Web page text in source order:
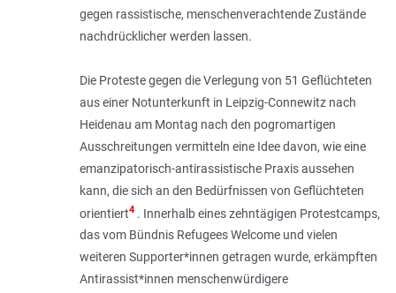
gegen rassistische, menschenverachtende Zustände
nachdrücklicher werden lassen.
Die Proteste gegen die Verlegung von 51 Geflüchteten
aus einer Notunterkunft in Leipzig-Connewitz nach
Heidenau am Montag nach den pogromartigen
Ausschrei­tungen vermitteln eine Idee davon, wie eine
emanzipatorisch-antirassistische Praxis aus­sehen
kann, die sich an den Bedürfnissen von Geflüchteten
orientiert4. Innerhalb eines zehntägigen Protestcamps,
das vom Bündnis Refugees Welcome und vielen
weiteren Supporter*innen getragen wurde, erkämpf­ten
Antirassist*innen menschenwürdigere